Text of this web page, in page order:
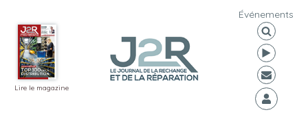
Lire le magazine
Événements